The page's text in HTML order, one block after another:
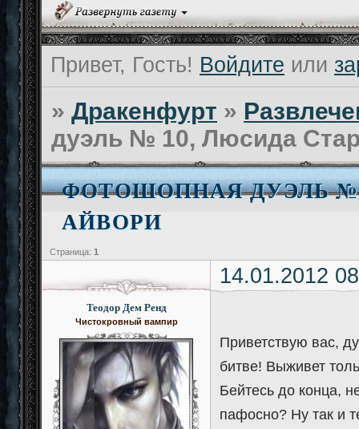
Привет, Гость! Войдите или
»Дракенфурт »
дуэль № 10, Люсида
ФОТОШОПНАЯ ДУЭЛЬ №
АЙВОРИ
Страница: 1
14.01.2012
Теодор Дем Ренд
Чистокровный вампир
Приветствую вас,
битве! Выживет
Бейтесь до конца,
пафосно? Ну так и